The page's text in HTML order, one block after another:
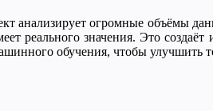
анализирует огромные объёмы
реального значения. Это
обучения, чтобы улучшить